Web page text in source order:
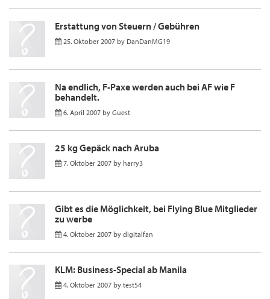
Erstattung von Steuern / Gebühren
25. Oktober 2007 by DanDanMG19
Na endlich, F-Paxe werden auch bei AF wie F
behandelt.
6. April 2007 by Guest
25 kg Gepäck nach Aruba
7. Oktober 2007 by harry3
Gibt es die Möglichkeit, bei Flying Blue Mitglieder
zu werbe
4. Oktober 2007 by digitalfan
KLM: Business-Special ab Manila
4. Oktober 2007 by test54